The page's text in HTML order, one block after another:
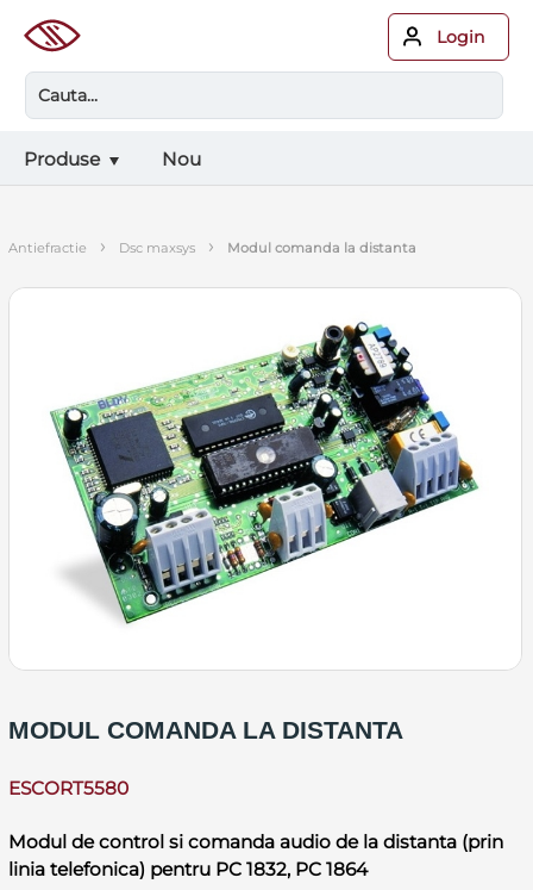
Login
Produse Nou
antiefractie › dsc maxsys › modul comanda la distanta
MODUL COMANDA LA DISTANTA
ESCORT5580
Modul de control si comanda audio de la distanta (prin
linia telefonica) pentru PC 1832, PC 1864